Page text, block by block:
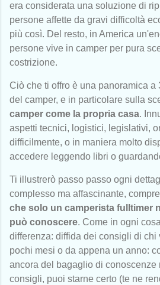
era considerata una soluzione di
persone affette da gravi difficoltà
più così. Del resto, in America
persone vive in camper per pura
costrizione.
Ciò che ti offro è una panoramica a
del camper, e in particolare sulla
camper come la propria casa.
aspetti tecnici, logistici, legislativi,
difficilmente, o in maniera molto
accedere leggendo libri o
Ti illustrerò passo passo ogni
complesso ma affascinante,
che solo un camperista fulltimer
può conoscere. Come in ogni
differenza: diffida dei consigli di chi
pochi mesi o da appena un anno:
ancora del bagaglio di conoscenze
consigli, puoi starne certo (te ne